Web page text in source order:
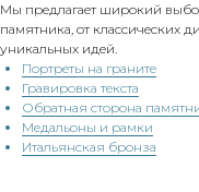
Мы предлагает широкий
памятника, от классических
уникальных идей.
Портреты на граните
Гравировка текста
Обратная сторона
Медальоны и рамки
Итальянская бронза